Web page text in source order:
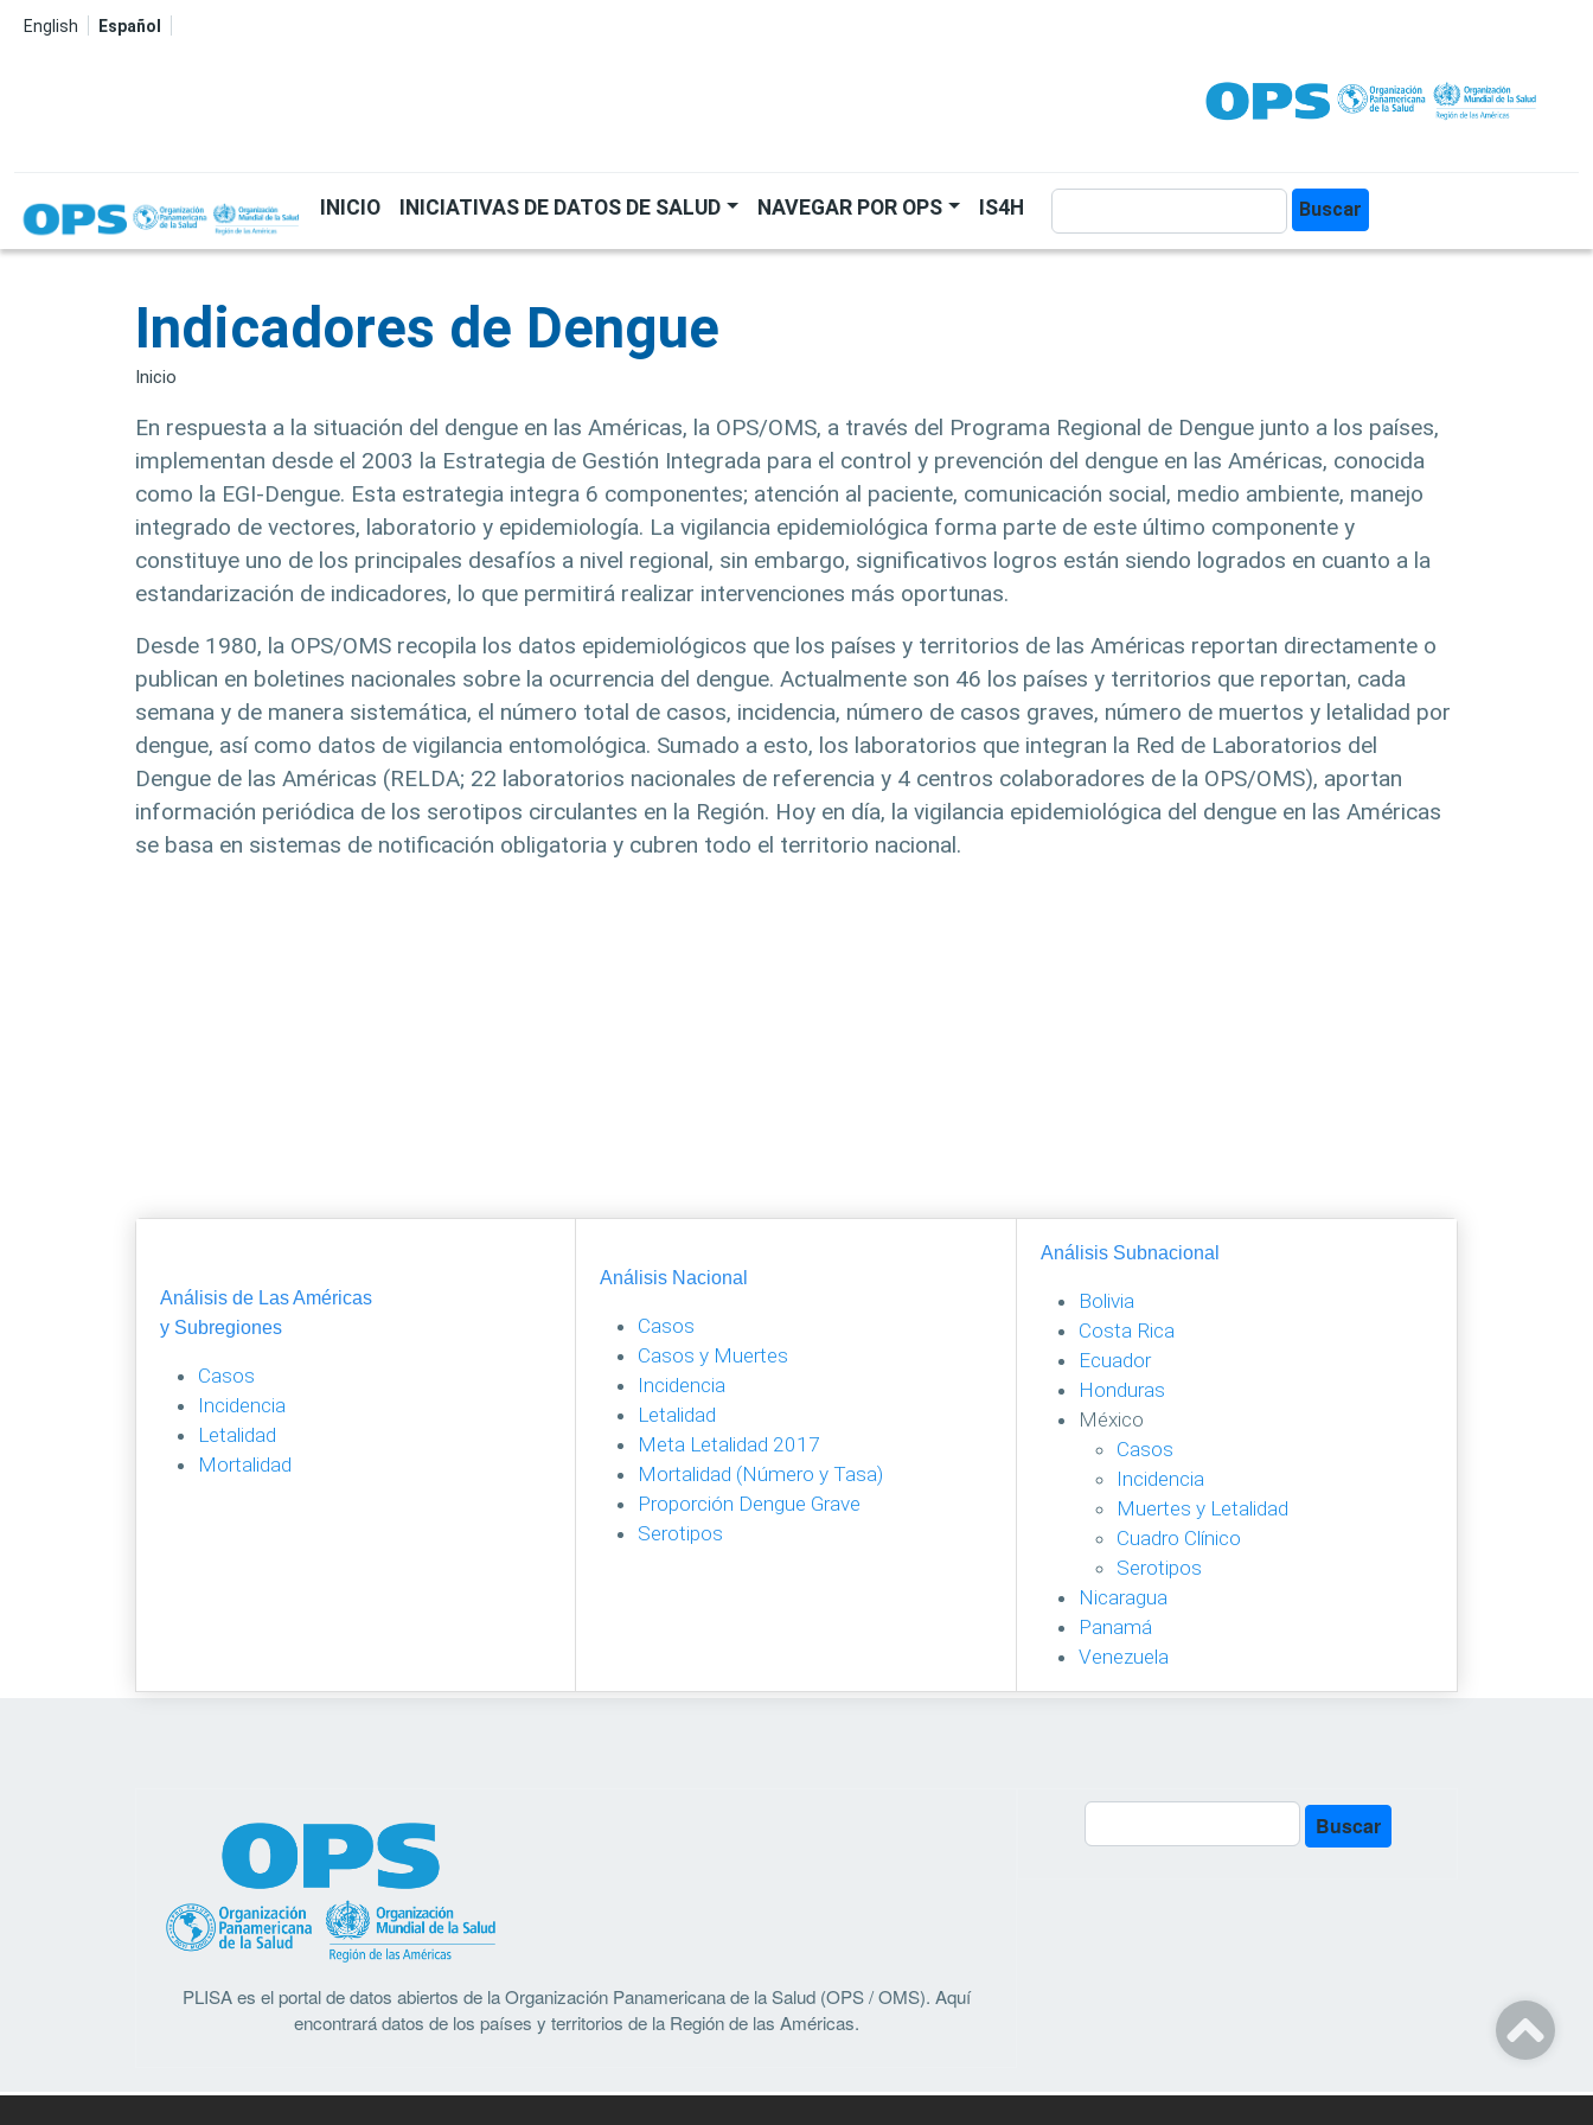
Pasar al contenido principal
English Español
Navegación principal
INICIO INICIATIVAS DE DATOS DE SALUD NAVEGAR POR OPS IS4H Buscar
Indicadores de Dengue
Inicio
En respuesta a la situación del dengue en las Américas, la OPS/OMS, a través del Programa Regional de Dengue junto a los países,
implementan desde el 2003 la Estrategia de Gestión Integrada para el control y prevención del dengue en las Américas, conocida
como la EGI-Dengue. Esta estrategia integra 6 componentes; atención al paciente, comunicación social, medio ambiente, manejo
integrado de vectores, laboratorio y epidemiología. La vigilancia epidemiológica forma parte de este último componente y
constituye uno de los principales desafíos a nivel regional, sin embargo, significativos logros están siendo logrados en cuanto a la
estandarización de indicadores, lo que permitirá realizar intervenciones más oportunas.
Desde 1980, la OPS/OMS recopila los datos epidemiológicos que los países y territorios de las Américas reportan directamente o
publican en boletines nacionales sobre la ocurrencia del dengue. Actualmente son 46 los países y territorios que reportan, cada
semana y de manera sistemática, el número total de casos, incidencia, número de casos graves, número de muertos y letalidad por
dengue, así como datos de vigilancia entomológica. Sumado a esto, los laboratorios que integran la Red de Laboratorios del
Dengue de las Américas (RELDA; 22 laboratorios nacionales de referencia y 4 centros colaboradores de la OPS/OMS), aportan
información periódica de los serotipos circulantes en la Región. Hoy en día, la vigilancia epidemiológica del dengue en las Américas
se basa en sistemas de notificación obligatoria y cubren todo el territorio nacional.
Análisis de Las Américas
y Subregiones
Casos
Incidencia
Letalidad
Mortalidad
Análisis Nacional
Casos
Casos y Muertes
Incidencia
Letalidad
Meta Letalidad 2017
Mortalidad (Número y Tasa)
Proporción Dengue Grave
Serotipos
Análisis Subnacional
Bolivia
Costa Rica
Ecuador
Honduras
México
Casos
Incidencia
Muertes y Letalidad
Cuadro Clínico
Serotipos
Nicaragua
Panamá
Venezuela
PLISA es el portal de datos abiertos de la Organización Panamericana de la Salud (OPS / OMS). Aquí
encontrará datos de los países y territorios de la Región de las Américas.
Buscar